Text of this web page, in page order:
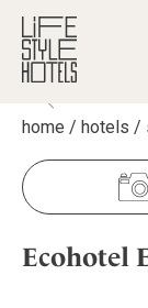
Hotels +
Alle Hotels
Alpine Lifestyle
Beach
Alle
Belgien
Stories +
Alle Stories
Shop +
home / hotels /
Ecohotel